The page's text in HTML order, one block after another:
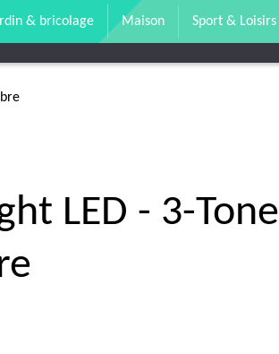
& bricolage Maison Sport & Loisirs
LED - 3-Tone